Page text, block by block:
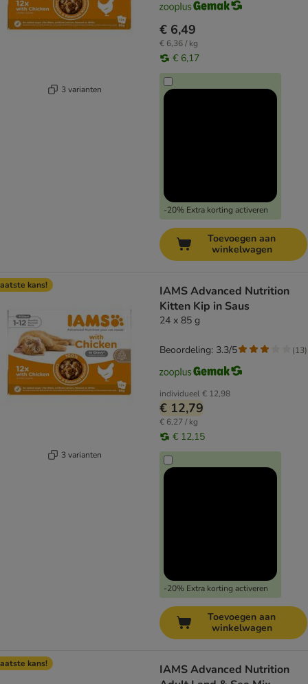
3 varianten
€ 6,49
€ 6,36 / kg
€ 6,17
-20% Extra korting activeren
Toevoegen aan
winkelwagen
kans!
3 varianten
IAMS Advanced Nutrition
Kitten Kip in Saus
24 x 85 g
individueel€ 12,98
€ 12,79
€ 6,27 / kg
€ 12,15
-20% Extra korting activeren
Beoordeling: 3.3/5 (13)
Toevoegen aan
winkelwagen
kans!
IAMS Advanced Nutrition